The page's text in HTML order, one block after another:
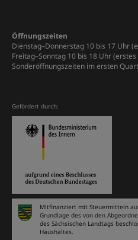
Öffnungszeiten
Dienstag–Donnerstag 10 bis 17 Uhr
Freitag–Sonntag 10 bis 18 Uhr
Sonderöffnungszeiten im ersten
Gefördert durch:
Mitfinanziert mit Steuermitteln
Grundlage des von den
des Sächsischen Landtags
Haushaltes.